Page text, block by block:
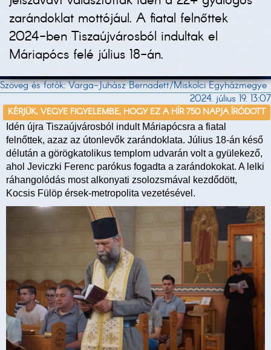
zarándoklat mottójául. A fiatal felnőttek
2024-ben Tiszaújvárosból indultak el
Máriapócs felé július 18-án.
Szöveg és fotók: Varga-Juhász Bernadett/Miskolci Egyházmegye
2024. július 19. 13:07
KÉRJÜK, VEGYE FIGYELEMBE, HOGY EZ A HÍR 750 NAPJA ÍRÓDOTT
Idén újra Tiszaújvárosból indult Máriapócsra a fiatal
felnőttek, azaz az útonlevők zarándoklata. Július 18-án késő
délután a görögkatolikus templom udvarán volt a gyülekező,
ahol Jeviczki Ferenc parókus fogadta a zarándokokat. A lelki
ráhangolódás most alkonyati zsolozsmával kezdődött,
Kocsis Fülöp érsek-metropolita vezetésével.